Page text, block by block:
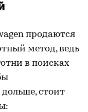
продаются
метод, ведь
в поисках
стоит